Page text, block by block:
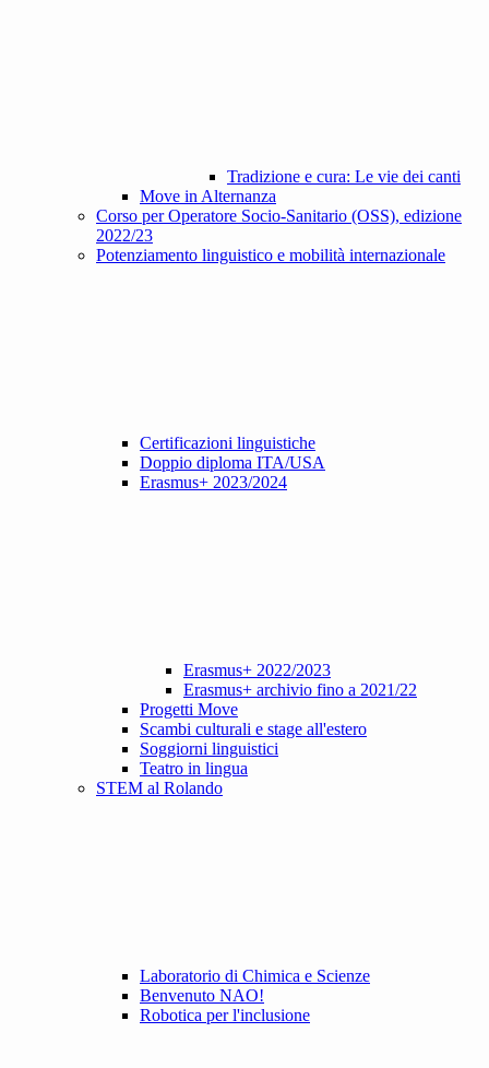
Tradizione e cura: Le vie dei canti
Move in Alternanza
Corso per Operatore Socio-Sanitario (OSS), edizione
2022/23
Potenziamento linguistico e mobilità internazionale
Certificazioni linguistiche
Doppio diploma ITA/USA
Erasmus+ 2023/2024
Erasmus+ 2022/2023
Erasmus+ archivio fino a 2021/22
Progetti Move
Scambi culturali e stage all'estero
Soggiorni linguistici
Teatro in lingua
STEM al Rolando
Laboratorio di Chimica e Scienze
Benvenuto NAO!
Robotica per l'inclusione